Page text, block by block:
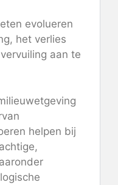
evolueren
het verlies
aan te
helpen bij